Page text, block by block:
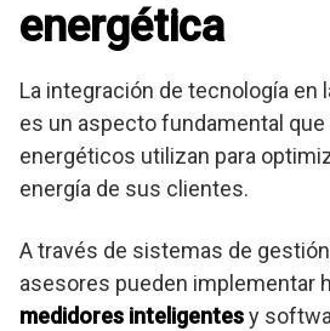
energética
La integración de tecnología en
es un aspecto fundamental
energéticos utilizan para
energía de sus clientes.
A través de sistemas de
asesores pueden implementar
medidores inteligentesy